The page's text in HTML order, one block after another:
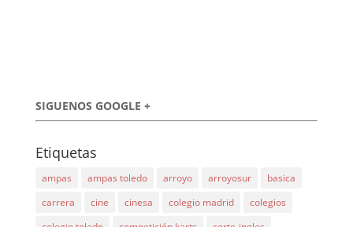
SIGUENOS GOOGLE +
Etiquetas
ampas ampas toledo arroyo arroyosur
basica
carrera
cine cinesa colegio madrid
colegios